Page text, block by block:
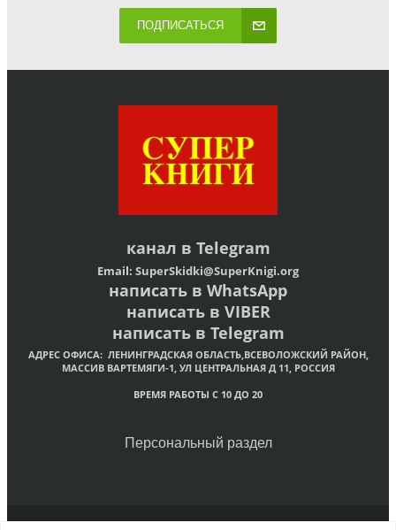
ПОДПИСАТЬСЯ
канал в Telegram
Email: SuperSkidki@SuperKnigi.org
написать в WhatsApp
написать в VIBER
написать в Telegram
АДРЕС ОФИСА: ЛЕНИНГРАДСКАЯ ОБЛАСТЬ,ВСЕВОЛОЖСКИЙ РАЙОН,
МАССИВ ВАРТЕМЯГИ-1, УЛ ЦЕНТРАЛЬНАЯ Д 11, РОССИЯ
ВРЕМЯ РАБОТЫ С 10 ДО 20
Персональный раздел